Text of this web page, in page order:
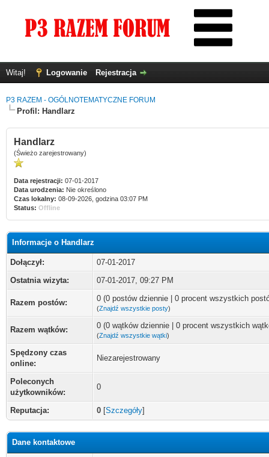
Witaj! Logowanie Rejestracja
P3 RAZEM - OGÓLNOTEMATYCZNE FORUM
Profil: Handlarz
Handlarz
(Świeżo zarejestrowany)
Data rejestracji: 07-01-2017
Data urodzenia: Nie określono
Czas lokalny: 08-09-2026, godzina 03:07 PM
Status: Offline
Informacje o Handlarz
Dołączył:
07-01-2017
Ostatnia wizyta:
07-01-2017, 09:27 PM
Razem postów: 0 (0 postów dziennie | 0 procent wszystkich
(Znajdź wszystkie posty)
Razem wątków: 0 (0 wątków dziennie | 0 procent wszystkich
(Znajdź wszystkie wątki)
Spędzony czas
online:
Niezarejestrowany
Poleconych
użytkowników:
0
Reputacja: 0 [Szczegóły]
Dane kontaktowe